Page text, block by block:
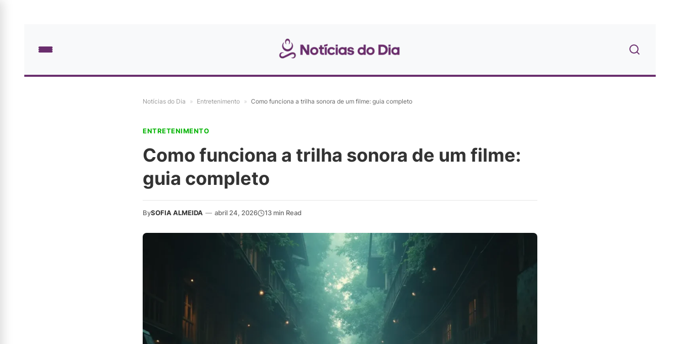
Notícias do Dia » Entretenimento » Como funciona a trilha sonora de um filme: guia completo
ENTRETENIMENTO
Como funciona a trilha sonora de um filme:
guia completo
BySOFIA ALMEIDA — abril 24, 2026 13 min Read